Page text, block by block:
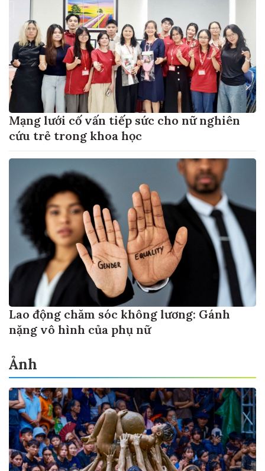
Mạng lưới cố vấn tiếp sức cho nữ nghiên
cứu trẻ trong khoa học
Lao động chăm sóc không lương: Gánh
nặng vô hình của phụ nữ
Ảnh